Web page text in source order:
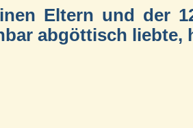
Eltern und der
abgöttisch liebte,